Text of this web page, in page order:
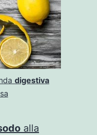
digestiva
alla